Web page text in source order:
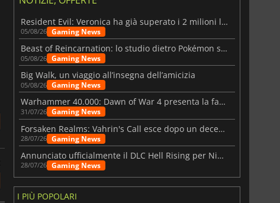
Resident Evil: Veronica ha già superato i 2 milioni liste dei desideri
05/08/26 Gaming News
Beast of Reincarnation: lo studio dietro Pokémon su una nuova strada
05/08/26 Gaming News
Big Walk, un viaggio all’insegna dell’amicizia
05/08/26 Gaming News
Warhammer 40.000: Dawn of War 4 presenta la fazione dei Necron
31/07/26 Gaming News
Forsaken Realms: Vahrin's Call esce dopo un decennio di sviluppo
28/07/26 Gaming News
Annunciato ufficialmente il DLC Hell Rising per Nioh 3
28/07/26 Gaming News
I PIÙ POPOLARI